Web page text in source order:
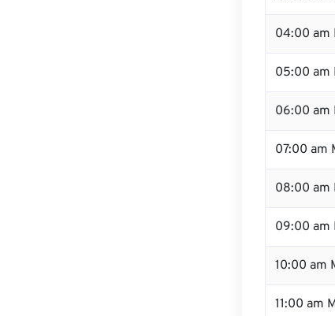
04:00 am
05:00 am
06:00 am
07:00 am
08:00 am
09:00 am
10:00 am
11:00 am